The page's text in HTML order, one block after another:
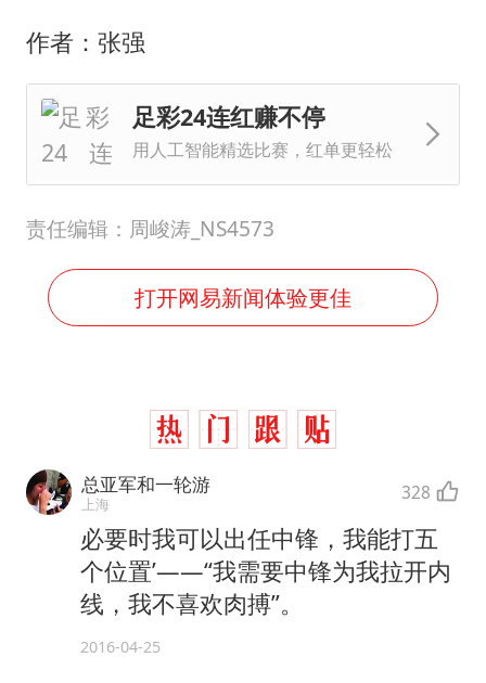
作者：张强
足彩24连红赚不停
用人工智能精选比赛，红单更轻松
责任编辑：周峻涛_NS4573
打开网易新闻体验更佳
总亚军和一轮游
上海 328
必要时我可以出任中锋，我能打五
个位置’——“我需要中锋为我拉开内
线，我不喜欢肉搏”。
2016-04-25